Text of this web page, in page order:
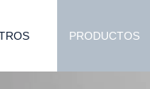
PRODUCTOS